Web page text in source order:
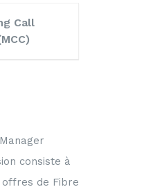
Call
consiste à
de Fibre